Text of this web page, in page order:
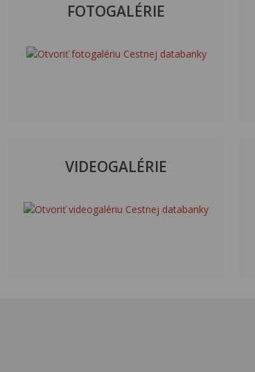
FOTOGALÉRIE
VIDEOGALÉRIE